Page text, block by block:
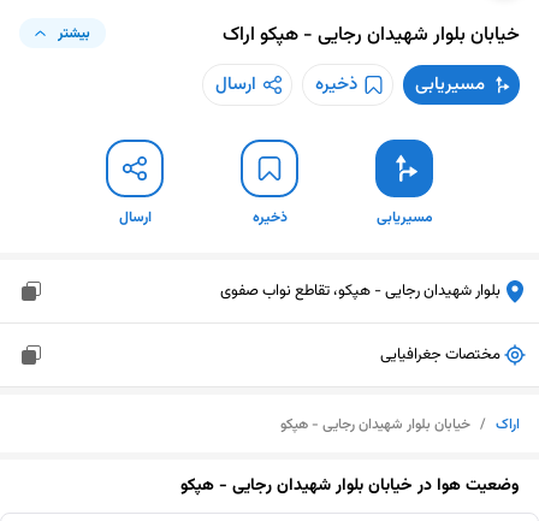
خیابان بلوار شهیدان رجایی - هپکو اراک بیشتر
مسیریابی ذخیره ارسال
مسیریابی ذخیره ارسال
بلوار شهیدان رجایی - هپکو، تقاطع نواب صفوی
مختصات جغرافیایی
اراک / خیابان بلوار شهیدان رجایی - هپکو
وضعیت هوا درخیابان بلوار شهیدان رجایی - هپکو